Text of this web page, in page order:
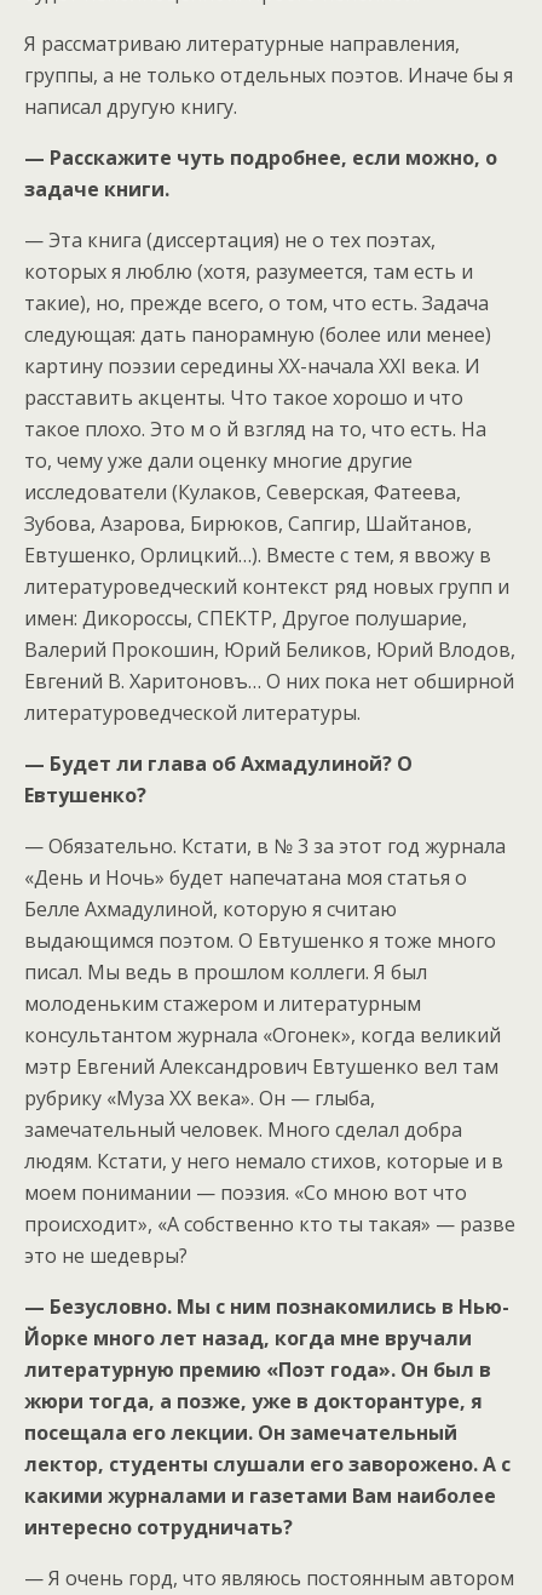
Я рассматриваю литературные направления,
группы, а не только отдельных поэтов. Иначе бы я
написал другую книгу.
— Расскажите чуть подробнее, если можно, о
задаче книги.
— Эта книга (диссертация) не о тех поэтах,
которых я люблю (хотя, разумеется, там есть и
такие), но, прежде всего, о том, что есть. Задача
следующая: дать панорамную (более или менее)
картину поэзии середины ХХ-начала ХХI века. И
расставить акценты. Что такое хорошо и что
такое плохо. Это м о й взгляд на то, что есть. На
то, чему уже дали оценку многие другие
исследователи (Кулаков, Северская, Фатеева,
Зубова, Азарова, Бирюков, Сапгир, Шайтанов,
Евтушенко, Орлицкий…). Вместе с тем, я ввожу в
литературоведческий контекст ряд новых групп и
имен: Дикоросcы, СПЕКТР, Другое полушарие,
Валерий Прокошин, Юрий Беликов, Юрий Влодов,
Евгений В. Харитоновъ… О них пока нет обширной
литературоведческой литературы.
— Будет ли глава об Ахмадулиной? О
Евтушенко?
— Обязательно. Кстати, в № 3 за этот год журнала
«День и Ночь» будет напечатана моя статья о
Белле Ахмадулиной, которую я считаю
выдающимся поэтом. О Евтушенко я тоже много
писал. Мы ведь в прошлом коллеги. Я был
молоденьким стажером и литературным
консультантом журнала «Огонек», когда великий
мэтр Евгений Александрович Евтушенко вел там
рубрику «Муза ХХ века». Он — глыба,
замечательный человек. Много сделал добра
людям. Кстати, у него немало стихов, которые и в
моем понимании — поэзия. «Со мною вот что
происходит», «А собственно кто ты такая» — разве
это не шедевры?
— Безусловно. Мы с ним познакомились в Нью-
Йорке много лет назад, когда мне вручали
литературную премию «Поэт года». Он был в
жюри тогда, а позже, уже в докторантуре, я
посещала его лекции. Он замечательный
лектор, студенты слушали его заворожено. А с
какими журналами и газетами Вам наиболее
интересно сотрудничать?
— Я очень горд, что являюсь постоянным автором